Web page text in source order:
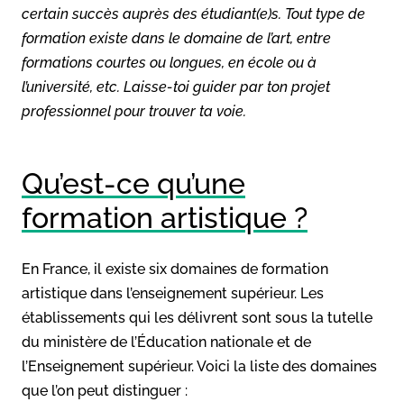
certain succès auprès des étudiant(e)s. Tout type de
formation existe dans le domaine de l’art, entre
formations courtes ou longues, en école ou à
l’université, etc. Laisse-toi guider par ton projet
professionnel pour trouver ta voie.
Qu’est-ce qu’une
formation artistique ?
En France, il existe six domaines de formation
artistique dans l’enseignement supérieur. Les
établissements qui les délivrent sont sous la tutelle
du ministère de l’Éducation nationale et de
l’Enseignement supérieur. Voici la liste des domaines
que l’on peut distinguer :